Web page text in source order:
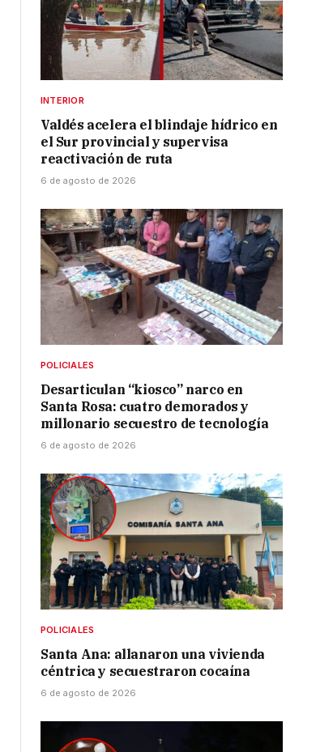
INTERIOR
Valdés acelera el blindaje hídrico en
el Sur provincial y supervisa
reactivación de ruta
6 de agosto de 2026
POLICIALES
Desarticulan “kiosco” narco en
Santa Rosa: cuatro demorados y
millonario secuestro de tecnología
6 de agosto de 2026
POLICIALES
Santa Ana: allanaron una vivienda
céntrica y secuestraron cocaína
6 de agosto de 2026